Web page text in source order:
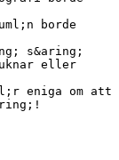
borde
s&aring;
eller
eniga om att